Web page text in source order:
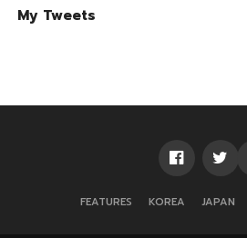
My Tweets
FEATURES KOREA JAPAN